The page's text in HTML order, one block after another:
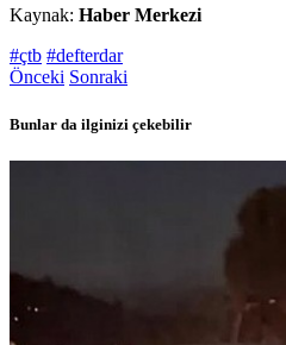
Kaynak: Haber Merkezi
#çtb #defterdar
Önceki Sonraki
Bunlar da ilginizi çekebilir